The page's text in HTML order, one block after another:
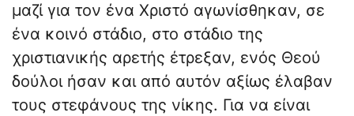
μαζί για τον ένα Χριστό αγωνίσθηκαν, σε
ένα κοινό στάδιο, στο στάδιο της
χριστιανικής αρετής έτρεξαν, ενός Θεού
δούλοι ήσαν και από αυτόν αξίως έλαβαν
τους στεφάνους της νίκης. Για να είναι